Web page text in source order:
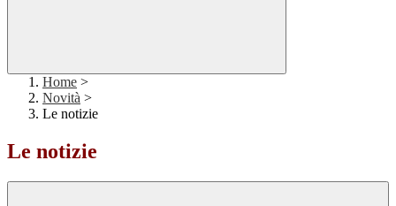
Home >
Novità >
Le notizie
Le notizie